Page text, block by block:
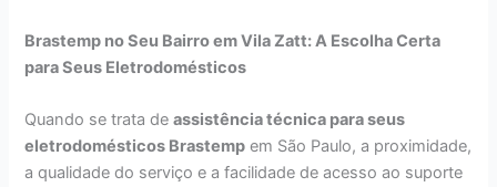
Brastemp no Seu Bairro em Vila Zatt: A Escolha Certa
para Seus Eletrodomésticos
Quando se trata deassistência técnica para seus
eletrodomésticos Brastemp em São Paulo, a proximidade,
a qualidade do serviço e a facilidade de acesso ao suporte